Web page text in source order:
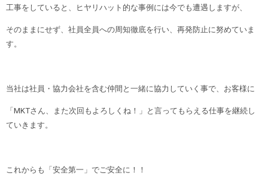
工事をしていると、ヒヤリハット的な事例には今でも遭遇しますが、
そのままにせず、社員全員への周知徹底を行い、再発防止に努めていま
す。
当社は社員・協力会社を含む仲間と一緒に協力していく事で、お客様に
「MKTさん、また次回もよろしくね！」と言ってもらえる仕事を継続し
ていきます。
これからも「安全第一」でご安全に！！